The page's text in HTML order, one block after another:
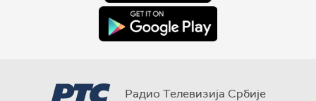
Радио Телевизија Србије